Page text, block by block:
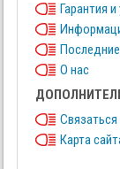
Гарантия
О нас
Карта